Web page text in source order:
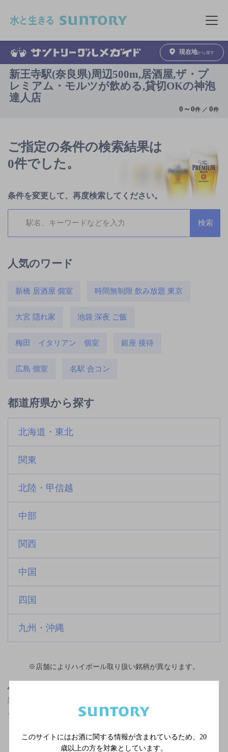
メニュ
現在地から探す
新王寺駅(奈良県)周辺500m,居酒屋,ザ・プ
レミアム・モルツが飲める,貸切OKの神泡
達人店
0 ～0件 ／0件
ご指定の条件の検索結果は
0件でした。
条件を変更して、再度検索してください。
人気のワード
新橋 居酒屋 個室 時間無制限 飲み放題 東京
大宮 隠れ家 池袋 深夜 ご飯
梅田 イタリアン 個室 銀座 接待
広島 個室 名駅 合コン
都道府県から探す
北海道・東北
関東
北陸・甲信越
中部
関西
中国
四国
九州・沖縄
※店舗によりハイボール取り扱い銘柄が異なります。
新王寺駅(奈良県)周辺500m,居酒屋,ザ・プレミアム・モルツが飲め
る,貸切OKの神泡達人店
関連ページ
このサイトにはお酒に関する情報が含まれているため、 20
歳以上の方を対象としています。